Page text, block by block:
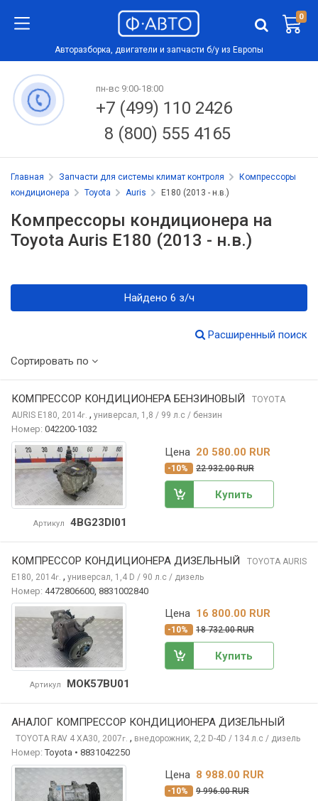
0
Авторазборка, двигатели и запчасти б/у из Европы
пн-вс 9:00-18:00
+7 (499) 110 2426
8 (800) 555 4165
Главная Запчасти для системы климат контроля
Компрессоры
кондиционера
Toyota Auris E180 (2013 - н.в.)
Компрессоры кондиционера на
Toyota Auris E180 (2013 - н.в.)
Найдено 6 з/ч
Расширенный поиск
Сортировать по
КОМПРЕССОР КОНДИЦИОНЕРА БЕНЗИНОВЫЙ
TOYOTA
AURIS E180, 2014г. , универсал, 1,8 / 99 л.с / бензин
Номер: 042200-1032
Артикул 4BG23DI01
Цена 20 580.00 RUR
-10% 22 932.00 RUR
Купить
КОМПРЕССОР КОНДИЦИОНЕРА ДИЗЕЛЬНЫЙ
TOYOTA AURIS
E180, 2014г. , универсал, 1,4 D / 90 л.с / дизель
Номер: 4472806600, 8831002840
Артикул MOK57BU01
Цена 16 800.00 RUR
-10% 18 732.00 RUR
Купить
АНАЛОГ КОМПРЕССОР КОНДИЦИОНЕРА ДИЗЕЛЬНЫЙ
TOYOTA RAV 4 XA30, 2007г. , внедорожник, 2,2 D-4D / 134 л.с / дизель
Номер: Toyota • 8831042250
Цена 8 988.00 RUR
-10% 9 996.00 RUR